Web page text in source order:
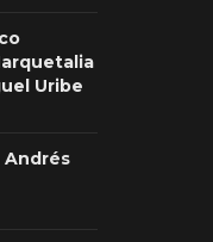
Uribe
Andrés